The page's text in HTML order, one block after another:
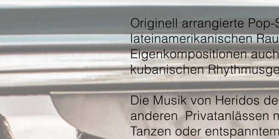
Originell arrangierte
lateinamerikanischen
Eigenkompositionen
kubanischen
Die Musik von Heridos
anderen Privatanlässen
Tanzen oder